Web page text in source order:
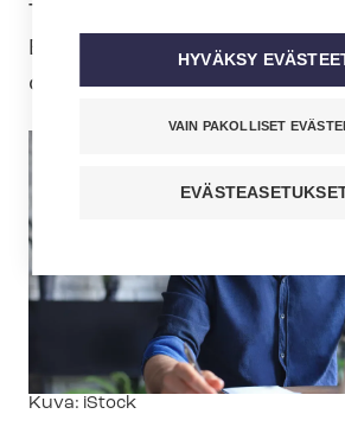
Tehy järjestää yhteistyössä
Ensihoitoalan liiton kanssa
opintopäivän 16.3.2021.
Kuvateksti
Kuva: iStock
HYVÄKSY
VAIN PAKOLLISET